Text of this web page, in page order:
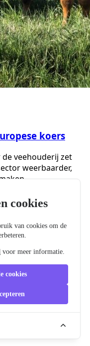
koers
veehouderij zet
weerbaarder,
cookies
van cookies om de
voor meer informatie.
cookies